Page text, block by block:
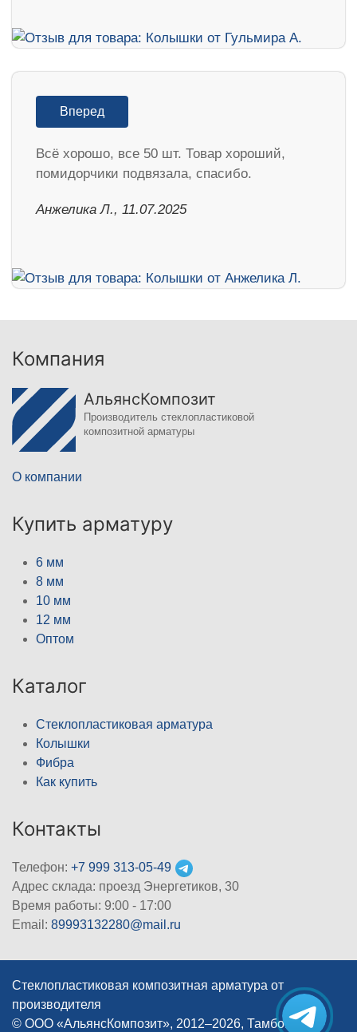
Вперед
Всё хорошо, все 50 шт. Товар хороший,
помидорчики подвязала, спасибо.
Анжелика Л., 11.07.2025
Компания
АльянсКомпозит
Производитель стеклопластиковой
композитной арматуры
О компании
Купить арматуру
6 мм
8 мм
10 мм
12 мм
Оптом
Каталог
Стеклопластиковая арматура
Колышки
Фибра
Как купить
Контакты
Телефон: +7 999 313-05-49
Адрес склада: проезд Энергетиков, 30
Время работы: 9:00 - 17:00
Email: 89993132280@mail.ru
Стеклопластиковая композитная арматура от
производителя
© ООО «АльянсКомпозит», 2012–2026, Тамбов
|